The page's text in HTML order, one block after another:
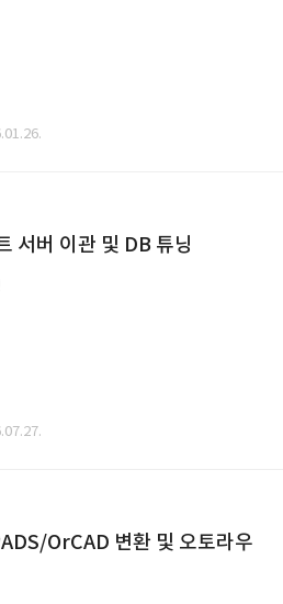
서버 이관 및 DB 튜닝
OrCAD 변환 및 오토라우